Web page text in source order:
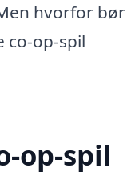
hvorfor bør
co-op-spil
op-spil